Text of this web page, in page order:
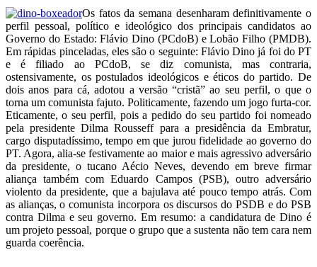
Telegram
Os fatos da semana desenharam definitivamente o
perfil pessoal, político e ideológico dos principais candidatos ao
Governo do Estado: Flávio Dino (PCdoB) e Lobão Filho (PMDB).
Em rápidas pinceladas, eles são o seguinte: Flávio Dino já foi do PT
e é filiado ao PCdoB, se diz comunista, mas contraria,
ostensivamente, os postulados ideológicos e éticos do partido. De
dois anos para cá, adotou a versão “cristã” ao seu perfil, o que o
torna um comunista fajuto. Politicamente, fazendo um jogo furta-cor.
Eticamente, o seu perfil, pois a pedido do seu partido foi nomeado
pela presidente Dilma Rousseff para a presidência da Embratur,
cargo disputadíssimo, tempo em que jurou fidelidade ao governo do
PT. Agora, alia-se festivamente ao maior e mais agressivo adversário
da presidente, o tucano Aécio Neves, devendo em breve firmar
aliança também com Eduardo Campos (PSB), outro adversário
violento da presidente, que a bajulava até pouco tempo atrás. Com
as alianças, o comunista incorpora os discursos do PSDB e do PSB
contra Dilma e seu governo. Em resumo: a candidatura de Dino é
um projeto pessoal, porque o grupo que a sustenta não tem cara nem
guarda coerência.